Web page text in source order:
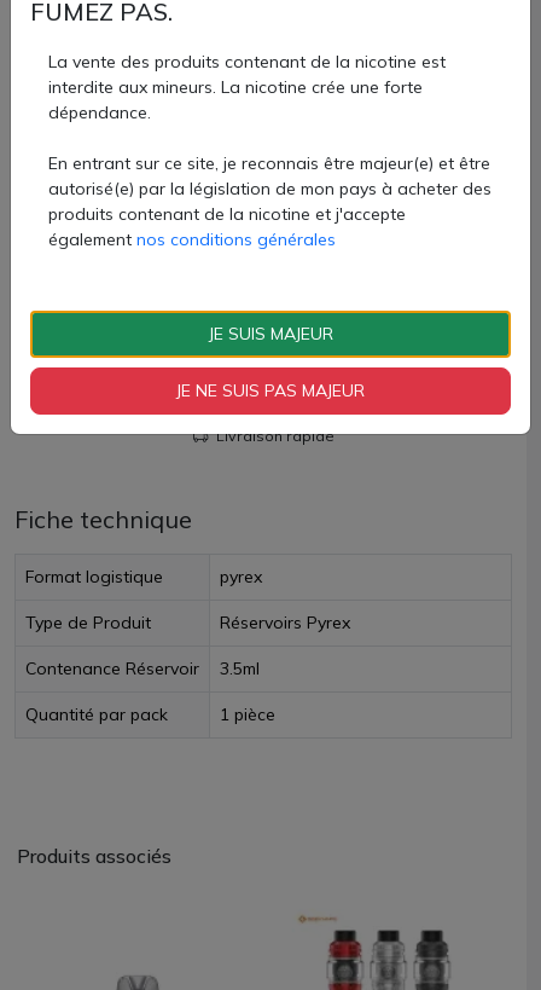
Le GTX 22 est le cleromiseur qui est associé au kit GEN
Nano.
Sa contenance est de 3.5ml
Pyrex GTX 22 Vaporesso vendu à l'unité chez AZVape.
5 €
Quantité
AJOUTER À MON PANIER
Paiement 100% sécurisé
Livraison rapide
Fiche technique
Format logistique pyrex
Type de Produit Réservoirs Pyrex
Contenance Réservoir 3.5ml
Quantité par pack 1 pièce
Produits associés
FUMEZ PAS.
La vente des produits contenant de la nicotine est
interdite aux mineurs. La nicotine crée une forte
dépendance.
En entrant sur ce site, je reconnais être majeur(e) et être
autorisé(e) par la législation de mon pays à acheter des
produits contenant de la nicotine et j'accepte
également nos conditions générales
JE SUIS MAJEUR
JE NE SUIS PAS MAJEUR